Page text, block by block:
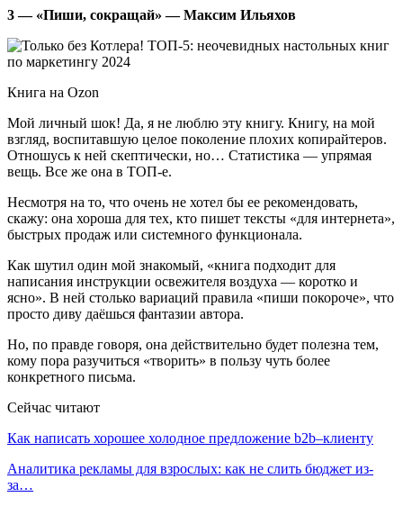
3 — «Пиши, сокращай» — Максим Ильяхов
Книга на Ozon
Мой личный шок! Да, я не люблю эту книгу. Книгу, на мой
взгляд, воспитавшую целое поколение плохих копирайтеров.
Отношусь к ней скептически, но… Статистика — упрямая
вещь. Все же она в ТОП-е.
Несмотря на то, что очень не хотел бы ее рекомендовать,
скажу: она хороша для тех, кто пишет тексты «для интернета»,
быстрых продаж или системного функционала.
Как шутил один мой знакомый, «книга подходит для
написания инструкции освежителя воздуха — коротко и
ясно». В ней столько вариаций правила «пиши покороче», что
просто диву даёшься фантазии автора.
Но, по правде говоря, она действительно будет полезна тем,
кому пора разучиться «творить» в пользу чуть более
конкретного письма.
Сейчас читают
Как написать хорошее холодное предложение b2b–клиенту
Аналитика рекламы для взрослых: как не слить бюджет из-
за…